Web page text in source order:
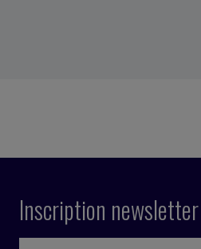
Inscription newsletter